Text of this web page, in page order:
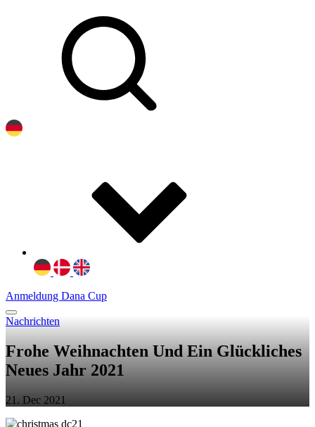
Anmeldung Dana Cup
Nachrichten
Frohe Weihnachten Und Ein Glückliches
Neues Jahr 2021
21. Dec 2021